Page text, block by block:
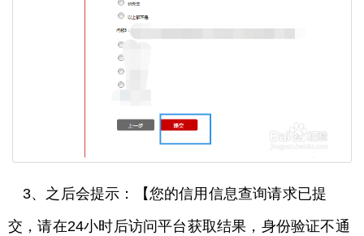
3、之后会提示：【您的信用信息查询请求已提
交，请在24小时后访问平台获取结果，身份验证不通